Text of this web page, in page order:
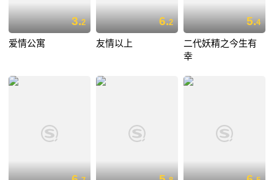
3.2
爱情公寓
6.2
友情以上
5.4
二代妖精之今生有
幸